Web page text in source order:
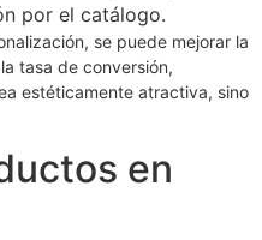
por el catálogo.
se puede mejorar la
tasa de conversión,
estéticamente atractiva, sino
en